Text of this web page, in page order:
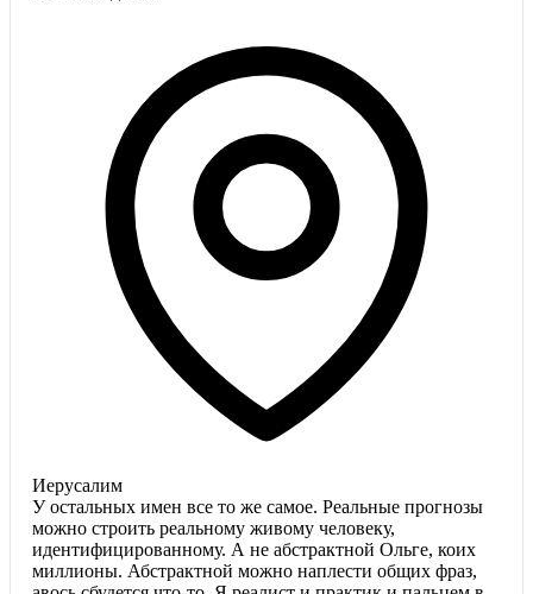
Иерусалим
У остальных имен все то же самое. Реальные прогнозы
можно строить реальному живому человеку,
идентифицированному. А не абстрактной Ольге, коих
миллионы. Абстрактной можно наплести общих фраз,